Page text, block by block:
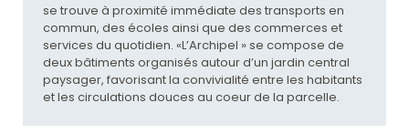
se trouve à proximité immédiate des transports en
commun, des écoles ainsi que des commerces et
services du quotidien. «L’Archipel » se compose de
deux bâtiments organisés autour d’un jardin central
paysager, favorisant la convivialité entre les habitants
et les circulations douces au coeur de la parcelle.